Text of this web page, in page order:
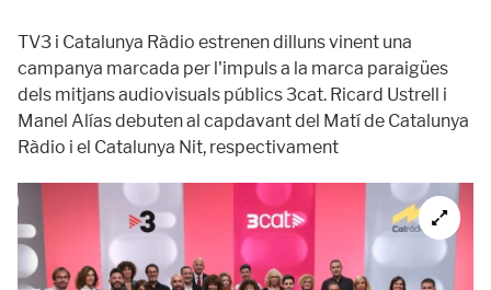
TV3 i Catalunya Ràdio estrenen dilluns vinent una
campanya marcada per l'impuls a la marca paraigües
dels mitjans audiovisuals públics 3cat. Ricard Ustrell i
Manel Alías debuten al capdavant del Matí de Catalunya
Ràdio i el Catalunya Nit, respectivament